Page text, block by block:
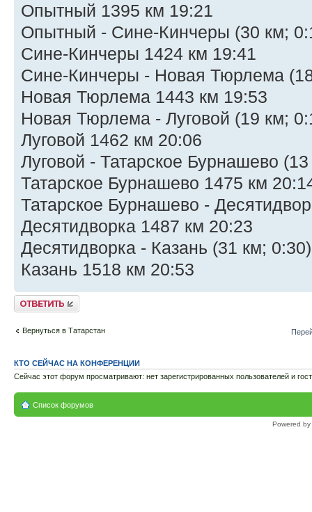
Опытный 1395 км 19:21
Опытный - Сине-Кинчеры (30 км;
Сине-Кинчеры 1424 км 19:41
Сине-Кинчеры - Новая Тюрлема
Новая Тюрлема 1443 км 19:53
Новая Тюрлема - Луговой (19 км;
Луговой 1462 км 20:06
Луговой - Татарское Бурнашево
Татарское Бурнашево 1475 км
Татарское Бурнашево -
Десятидворка 1487 км 20:23
Десятидворка - Казань (31 км; 0:30)
Казань 1518 км 20:53
Ответить
Вернуться в Татарстан
КТО СЕЙЧАС НА КОНФЕРЕНЦИИ
Сейчас этот форум просматривают: нет зарегистрированных пользователей и
Список форумов
Powered by